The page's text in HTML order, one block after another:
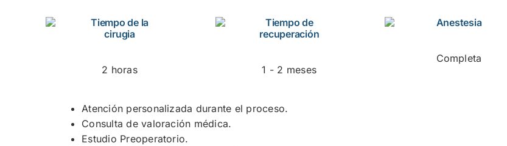
Tiempo de la
cirugia
2 horas
Tiempo de
recuperación
1 - 2 meses
Anestesia
Completa
Atención personalizada durante el proceso.
Consulta de valoración médica.
Estudio Preoperatorio.